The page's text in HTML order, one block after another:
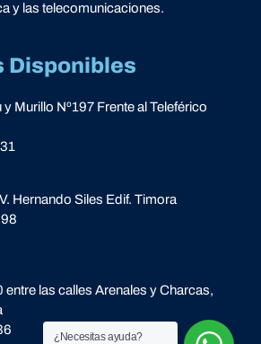
y las telecomunicaciones.
Disponibles
Murillo Nº197 Frente al Teleférico
Hernando Siles Edif. Timora
entre las calles Arenales y Charcas,
¿Necesitas ayuda?